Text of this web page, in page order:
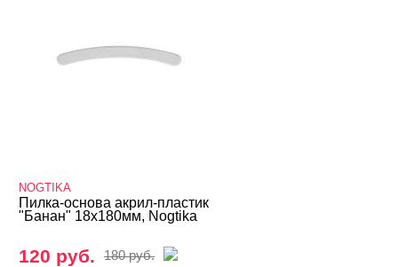
NOGTIKA
Пилка-основа акрил-пластик
"Банан" 18х180мм, Nogtika
120 руб. 180 руб.